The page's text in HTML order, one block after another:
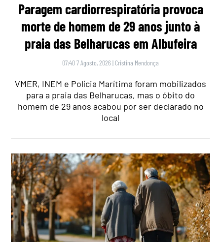
Paragem cardiorrespiratória provoca
morte de homem de 29 anos junto à
praia das Belharucas em Albufeira
07:40 7 Agosto, 2026 | Cristina Mendonça
VMER, INEM e Polícia Marítima foram mobilizados
para a praia das Belharucas, mas o óbito do
homem de 29 anos acabou por ser declarado no
local